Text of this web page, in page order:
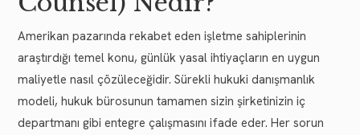
Amerikan pazarında rekabet eden işletme sahiplerinin
araştırdığı temel konu, günlük yasal ihtiyaçların en uygun
maliyetle nasıl çözüleceğidir. Sürekli hukuki danışmanlık
modeli, hukuk bürosunun tamamen sizin şirketinizin iç
departmanı gibi entegre çalışmasını ifade eder. Her sorun